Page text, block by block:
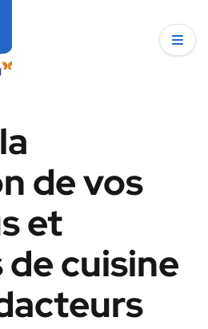
de vos
et
cuisine